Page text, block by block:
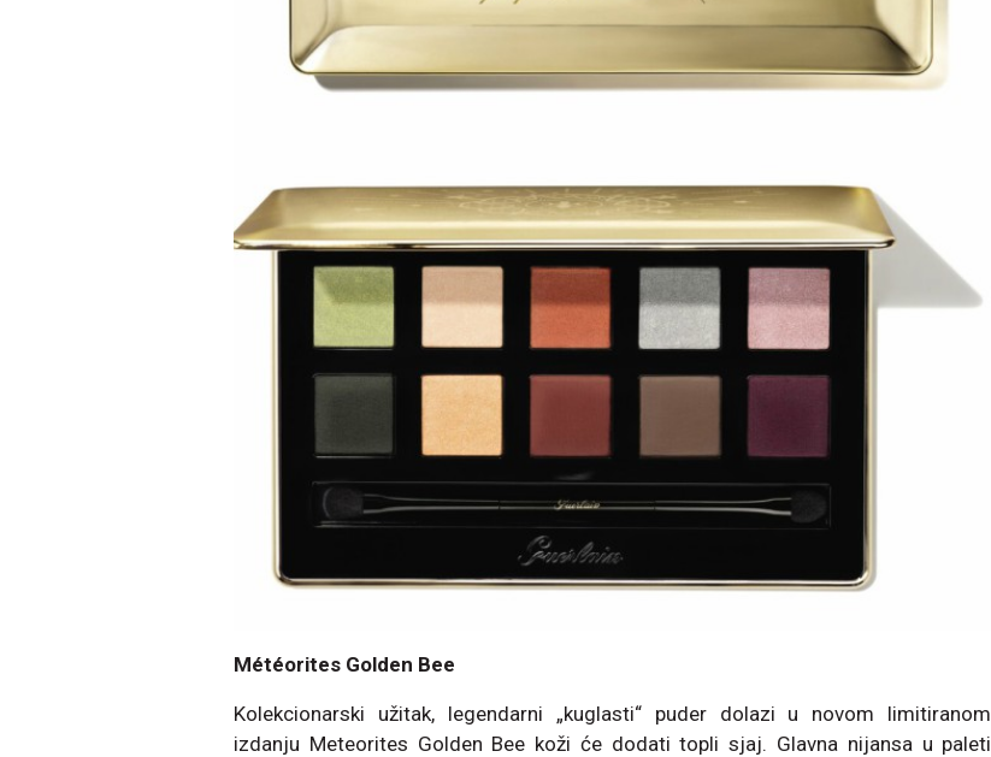
Météorites Golden Bee
Kolekcionarski užitak, legendarni „kuglasti“ puder dolazi u novom limitiranom
izdanju Meteorites Golden Bee koži će dodati topli sjaj. Glavna nijansa u paleti